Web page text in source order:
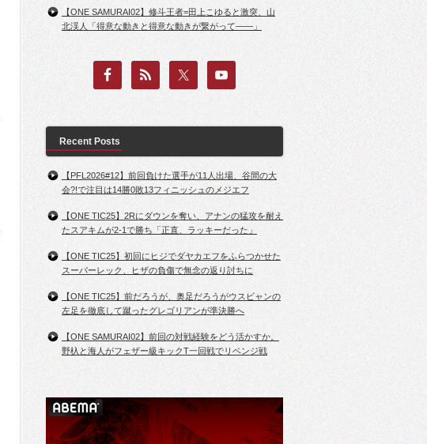
【ONE SAMURAI02】修斗王者=田上こゆると激突、山
北渓人「得意な動きと得意な動きが繋がって――」
Recent Posts
【PFL2026#12】前回負けた選手が11人出場、谷間の大
会?!で注目は14勝0敗13フィニッシュのメジエフ
【ONE TIC25】2Rにダウンを奪い、アナンの猛攻を耐え
たスアキムが2-1で勝ち「正直、ラッキーだった」
【ONE TIC25】初回にヒジでダヤカエフをふらつかせた
スーパーレック、ヒザの負傷で無念の返り討ちに
【ONE TIC25】前だろうが、奥足だろうがウスビャンの
左足を徹底して蹴ったグレゴリアンが準決勝へ
【ONE SAMURAI02】前回の対戦経験をどう活かすか。
野杁と海人がフェザー級キックT一回戦でリベンジ戦